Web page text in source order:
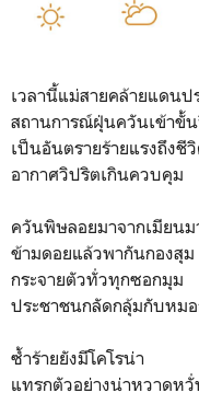
เวลานี้แม่สายคล้ายแดนป
สถานการณ์ฝุ่นควันเข้าขั้
เป็นอันตรายร้ายแรงถึงชี
อากาศวิปริตเกินควบคุม
ควันพิษลอยมาจากเมียนม
ข้ามดอยแล้วพากันกองสุม
กระจายตัวทั่วทุกซอกมุม
ประชาชนกลัดกลุ้มกับหม
ซ้ำร้ายยังมีโคโรน่า
แทรกตัวอย่างน่าหวาดห